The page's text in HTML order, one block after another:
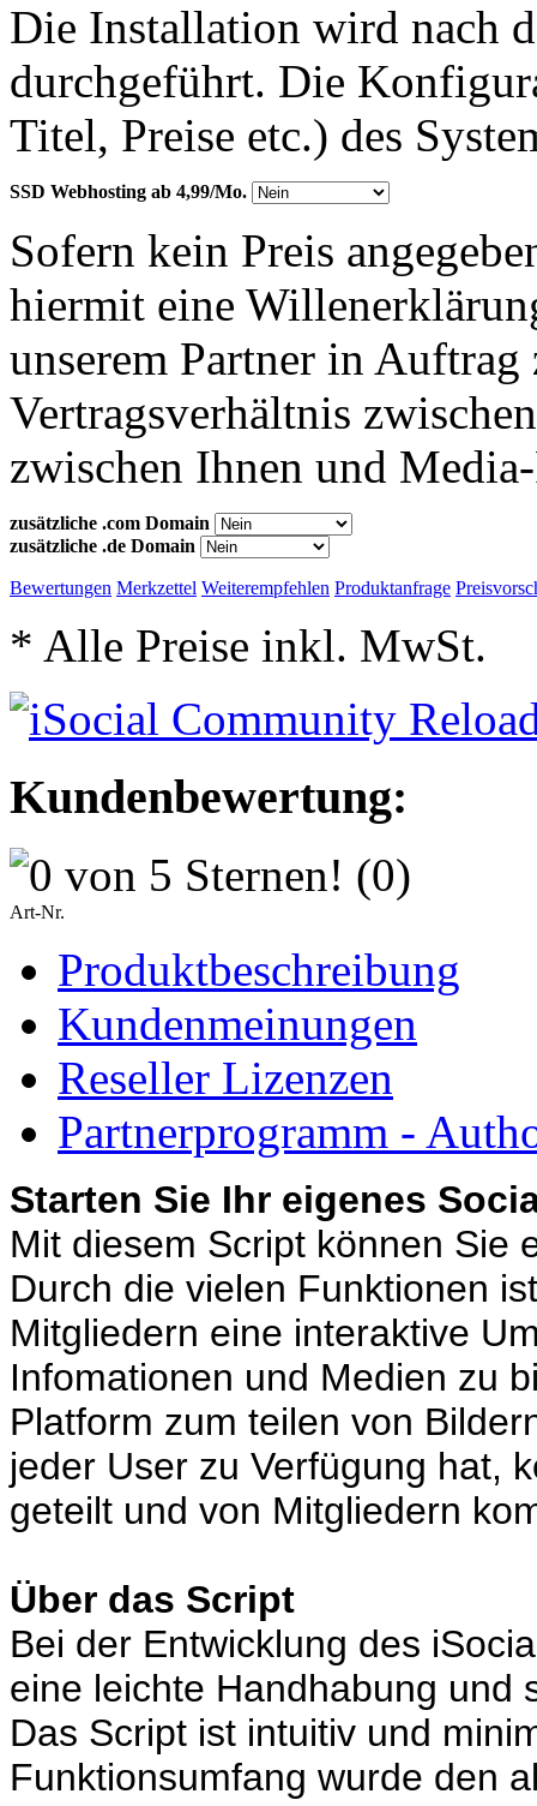
Die Installation wird nach
durchgeführt. Die
Titel, Preise etc.) des
SSD Webhosting ab 4,99/Mo.
Sofern kein Preis
hiermit eine
unserem Partner in
Vertragsverhältnis
zwischen Ihnen und
zusätzliche .com Domain
zusätzliche .de Domain
Bewertungen Merkzettel Weiterempfehlen Produktanfrage
* Alle Preise inkl. MwSt.
Kundenbewertung:
(0)
Art-Nr.
Produktbeschreibung
Kundenmeinungen
Reseller Lizenzen
Partnerprogramm -
Starten Sie Ihr eigenes
Mit diesem Script können Sie
Durch die vielen Funktionen
Mitgliedern eine interaktive
Infomationen und Medien zu
Platform zum teilen von
jeder User zu Verfügung hat,
geteilt und von Mitgliedern
Über das Script
Bei der Entwicklung des
eine leichte Handhabung und
Das Script ist intuitiv und
Funktionsumfang wurde den